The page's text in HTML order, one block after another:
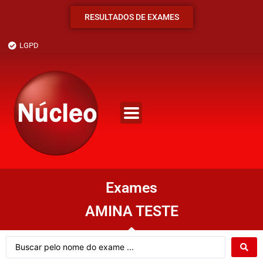
RESULTADOS DE EXAMES
LGPD
Exames
AMINA TESTE